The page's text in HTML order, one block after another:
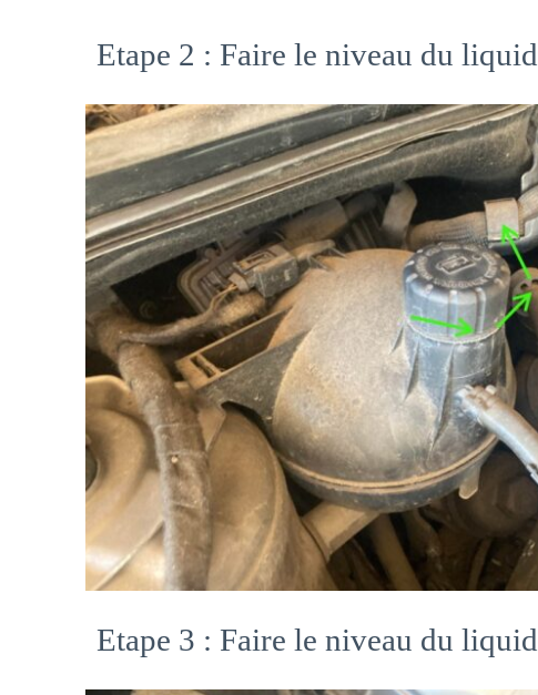
Etape 2 : Faire le niveau du
Etape 3 : Faire le niveau du